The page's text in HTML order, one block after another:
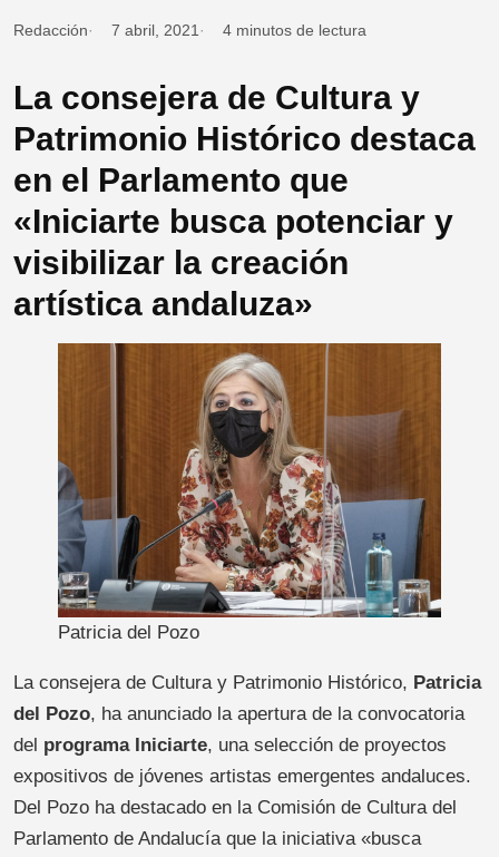
Redacción 7 abril, 2021 4 minutos de lectura
La consejera de Cultura y
Patrimonio Histórico destaca
en el Parlamento que
«Iniciarte busca potenciar y
visibilizar la creación
artística andaluza»
Patricia del Pozo
La consejera de Cultura y Patrimonio Histórico, Patricia
del Pozo, ha anunciado la apertura de la convocatoria
del programa Iniciarte, una selección de proyectos
expositivos de jóvenes artistas emergentes andaluces.
Del Pozo ha destacado en la Comisión de Cultura del
Parlamento de Andalucía que la iniciativa «busca